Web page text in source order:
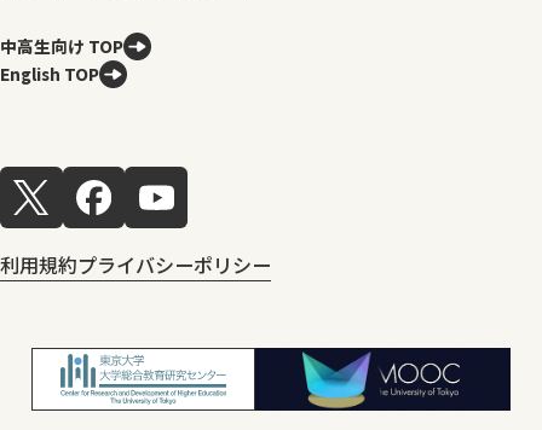
中高生向け TOP
English TOP
利用規約プライバシーポリシー